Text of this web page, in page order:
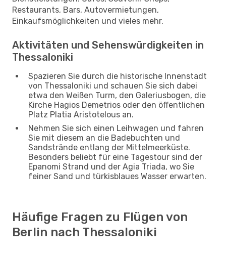
Restaurants, Bars, Autovermietungen,
Einkaufsmöglichkeiten und vieles mehr.
Aktivitäten und Sehenswürdigkeiten in
Thessaloniki
Spazieren Sie durch die historische Innenstadt
von Thessaloniki und schauen Sie sich dabei
etwa den Weißen Turm, den Galeriusbogen, die
Kirche Hagios Demetrios oder den öffentlichen
Platz Platia Aristotelous an.
Nehmen Sie sich einen Leihwagen und fahren
Sie mit diesem an die Badebuchten und
Sandstrände entlang der Mittelmeerküste.
Besonders beliebt für eine Tagestour sind der
Epanomi Strand und der Agia Triada, wo Sie
feiner Sand und türkisblaues Wasser erwarten.
Häufige Fragen zu Flügen von
Berlin nach Thessaloniki